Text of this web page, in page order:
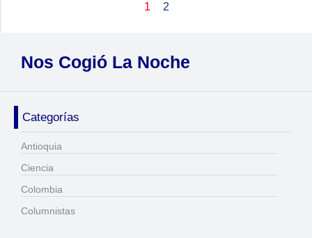
1 2
Nos Cogió La Noche
Categorías
Antioquia
Ciencia
Colombia
Columnistas